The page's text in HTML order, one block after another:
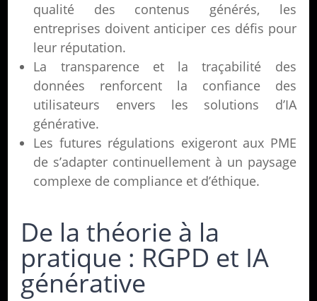
qualité des contenus générés, les
entreprises doivent anticiper ces défis pour
leur réputation.
La transparence et la traçabilité des
données renforcent la confiance des
utilisateurs envers les solutions d’IA
générative.
Les futures régulations exigeront aux PME
de s’adapter continuellement à un paysage
complexe de compliance et d’éthique.
De la théorie à la
pratique : RGPD et IA
générative